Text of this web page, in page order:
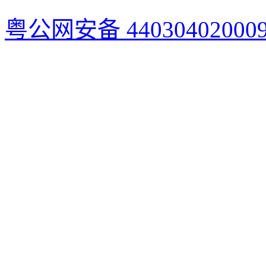
粤公网安备